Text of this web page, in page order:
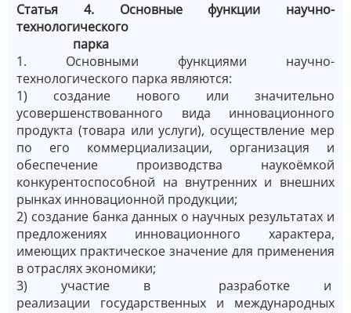
Статья 4. Основные функции научно-
технологического
парка
1. Основными функциями научно-
технологического парка являются:
1) создание нового или значительно
усовершенствованного вида инновационного
продукта (товара или услуги), осуществление мер
по его коммерциализации, организация и
обеспечение производства наукоёмкой
конкурентоспособной на внутренних и внешних
рынках инновационной продукции;
2) создание банка данных о научных результатах и
предложениях инновационного характера,
имеющих практическое значение для применения
в отраслях экономики;
3) участие в разработке и
реализации государственных и международных